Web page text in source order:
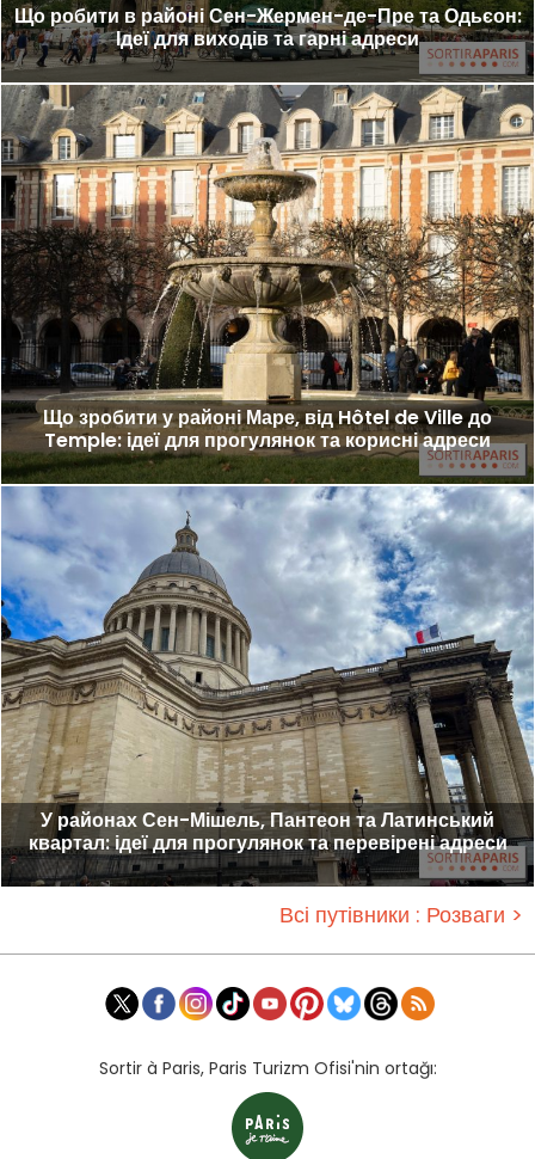
Що робити в районі Сен-Жермен-де-Пре та Одьєон:
Ідеї для виходів та гарні адреси
Що зробити у районі Маре, від Hôtel de Ville до
Temple: ідеї для прогулянок та корисні адреси
У районах Сен-Мішель, Пантеон та Латинський
квартал: ідеї для прогулянок та перевірені адреси
Всі путівники : Розваги >
Sortir à Paris, Paris Turizm Ofisi'nin ortağı: